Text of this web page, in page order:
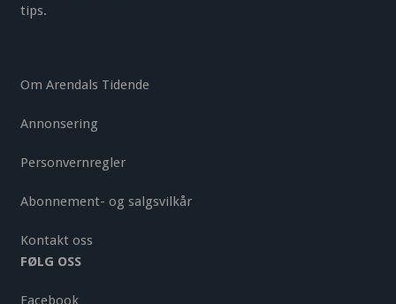
tips.
Om Arendals Tidende
Annonsering
Personvernregler
Abonnement- og salgsvilkår
Kontakt oss
FØLG OSS
Facebook